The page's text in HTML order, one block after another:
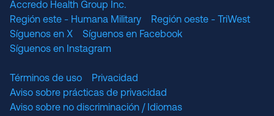
Accredo Health Group Inc.
Región este - Humana Military
Región oeste - TriWest
Síguenos en X
Síguenos en Facebook
Síguenos en Instagram
Términos de uso
Privacidad
Aviso sobre prácticas de privacidad
Aviso sobre no discriminación / Idiomas